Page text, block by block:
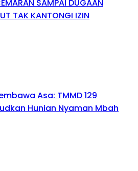
SAMPAI DUGAAN
TAK KANTONGI IZIN
Asa: TMMD 129
Hunian Nyaman Mbah